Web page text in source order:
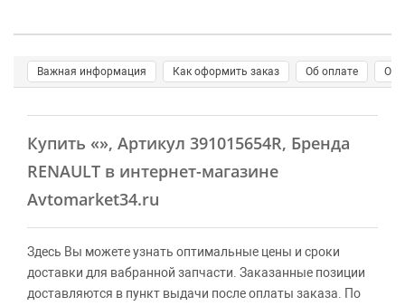
Важная информация Как оформить заказ Об оплате О
Купить «», Артикул 391015654R, Бренда
RENAULT в интернет-магазине
Avtomarket34.ru
Здесь Вы можете узнать оптимальные цены и сроки
доставки для вабранной запчасти. Заказанные позиции
доставляются в пункт выдачи после оплаты заказа. По